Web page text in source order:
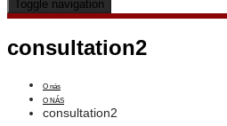
Toggle navigation
consultation2
O nás
O NÁS
consultation2